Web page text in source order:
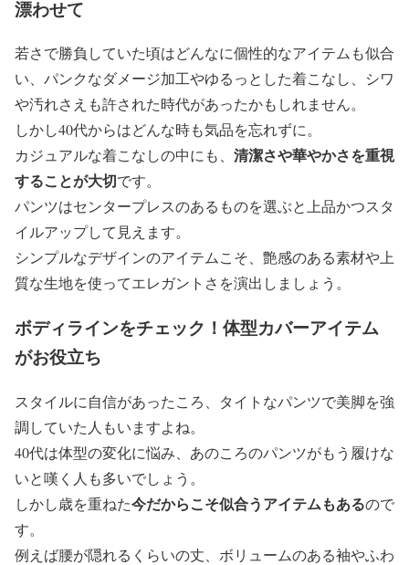
漂わせて
若さで勝負していた頃はどんなに個性的なアイテムも似合
い、パンクなダメージ加工やゆるっとした着こなし、シワ
や汚れさえも許された時代があったかもしれません。
しかし40代からはどんな時も気品を忘れずに。
カジュアルな着こなしの中にも、 清潔さや華やかさを重視
することが大切です。
パンツはセンタープレスのあるものを選ぶと上品かつスタ
イルアップして見えます。
シンプルなデザインのアイテムこそ、艶感のある素材や上
質な生地を使ってエレガントさを演出しましょう。
ボディラインをチェック！体型カバーアイテム
がお役立ち
スタイルに自信があったころ、タイトなパンツで美脚を強
調していた人もいますよね。
40代は体型の変化に悩み、あのころのパンツがもう履けな
いと嘆く人も多いでしょう。
しかし歳を重ねた今だからこそ似合うアイテムもあるので
す。
例えば腰が隠れるくらいの丈、ボリュームのある袖やふわ